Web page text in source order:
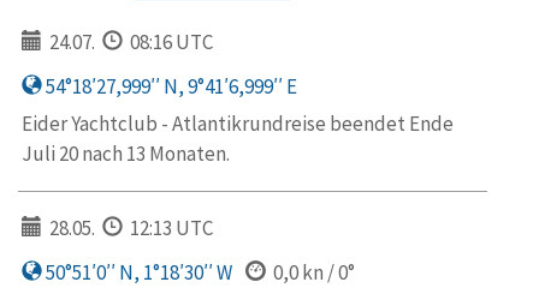
24.07.
08:16 UTC
54°18′27,999′′ N, 9°41′6,999′′ E
Eider Yachtclub - Atlantikrundreise beendet Ende
Juli 20 nach 13 Monaten.
28.05.
12:13 UTC
50°51′0′′ N, 1°18′30′′ W
0,0 kn / 0°